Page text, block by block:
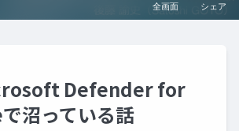
Defender for
沼っている話